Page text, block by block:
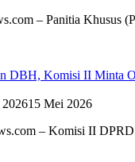
– Panitia Khusus
DBH, Komisi II Minta
15 Mei 2026
– Komisi II